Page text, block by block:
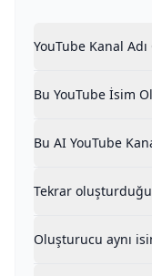
YouTube Kanal
Evet. Bu
Kanal fikrinizi
Her
Hayır. Sistem,
Favori
YouTube Kanal
Bu YouTube İsim
Bu AI YouTube
Tekrar
Oluşturucu aynı